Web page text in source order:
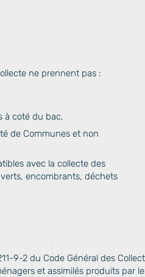
ne prennent pas :
à coté du bac,
de Communes et non
avec la collecte des
encombrants, déchets
9-2 du Code Général des
et assimilés produits par